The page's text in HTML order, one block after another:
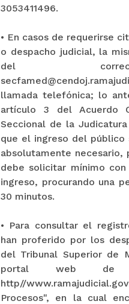
3053411496.
• En casos de requerirse
o despacho judicial, la
del
llamada telefónica; lo
artículo 3 del Acuerdo
Seccional de la
que el ingreso del público
absolutamente necesario,
debe solicitar mínimo
ingreso, procurando una
30 minutos.
• Para consultar el
han proferido por los
del Tribunal Superior de
portal web de
http//
Procesos", en la cual